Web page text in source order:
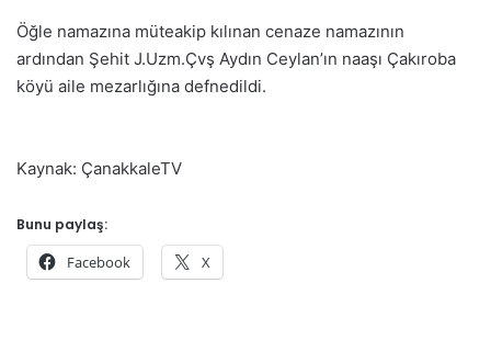
Öğle namazına müteakip kılınan cenaze namazının
ardından Şehit J.Uzm.Çvş Aydın Ceylan’ın naaşı Çakıroba
köyü aile mezarlığına defnedildi.
Kaynak: ÇanakkaleTV
Bunu paylaş:
Facebook X